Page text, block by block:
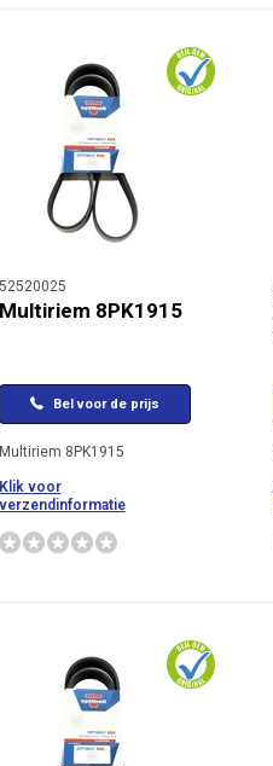
52520025
Multiriem 8PK1915
Bel voor de prijs
Multiriem 8PK1915
Klik voor
verzendinformatie